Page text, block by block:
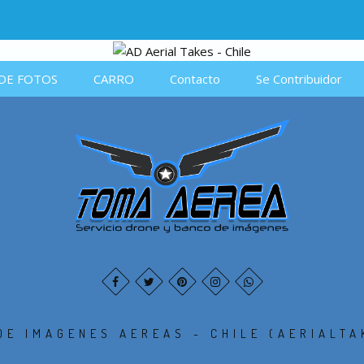
FOTOS CARRO Contacto Se Contribuidor
IMAGENES AEREAS - CHILE